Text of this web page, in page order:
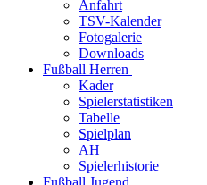
Anfahrt
TSV-Kalender
Fotogalerie
Downloads
Fußball Herren
Kader
Spielerstatistiken
Tabelle
Spielplan
AH
Spielerhistorie
Fußball Jugend